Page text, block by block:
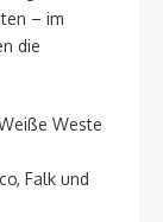
– im
die
Weste
Falk und